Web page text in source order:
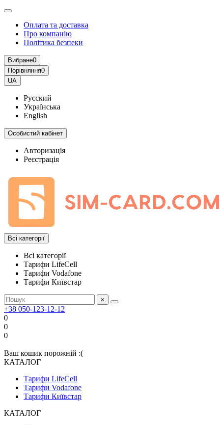
Оплата та доставка
Про компанію
Політика безпеки
Вибране0
Порівняння0
UA
Русский
Українська
English
Особистий кабінет
Авторизація
Реєстрація
Всі категорії
Всі категорії
Тарифи LifeCell
Тарифи Vodafone
Тарифи Київстар
×
+38 050-123-12-12
0
0
0
Ваш кошик порожній :(
КАТАЛОГ
Тарифи LifeCell
Тарифи Vodafone
Тарифи Київстар
КАТАЛОГ